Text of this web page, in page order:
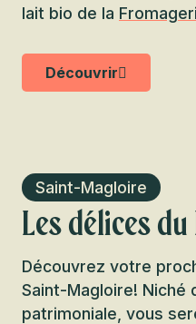
lait bio de la
Découvrir
Saint-Magloire
Les délices
Découvrez votre
Saint-Magloire! Niché
patrimoniale, vous